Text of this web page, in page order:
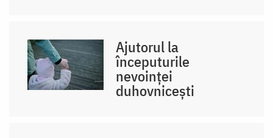
Ajutorul la
începuturile
nevoinței
duhovnicești